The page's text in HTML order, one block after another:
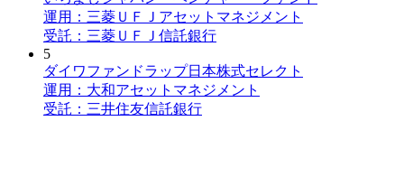
運用：三菱ＵＦＪアセットマネジメント
受託：三菱ＵＦＪ信託銀行
5
ダイワファンドラップ日本株式セレクト
運用：大和アセットマネジメント
受託：三井住友信託銀行